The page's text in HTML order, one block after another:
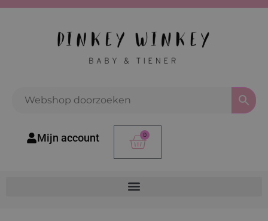
Mijn account 0